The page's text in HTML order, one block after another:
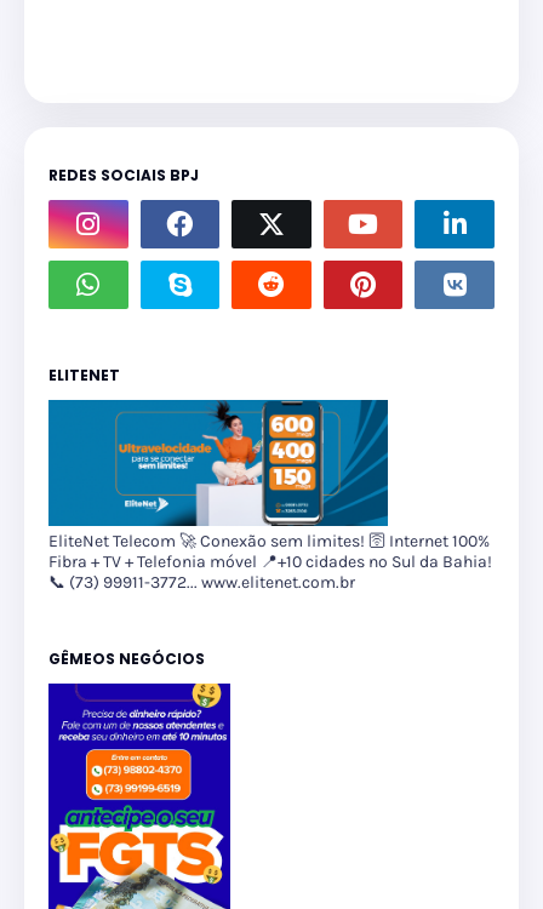
REDES SOCIAIS BPJ
ELITENET
EliteNet Telecom 🚀 Conexão sem limites! 🛜 Internet 100%
Fibra + TV + Telefonia móvel 📍+10 cidades no Sul da Bahia!
📞 (73) 99911-3772... www.elitenet.com.br
GÊMEOS NEGÓCIOS